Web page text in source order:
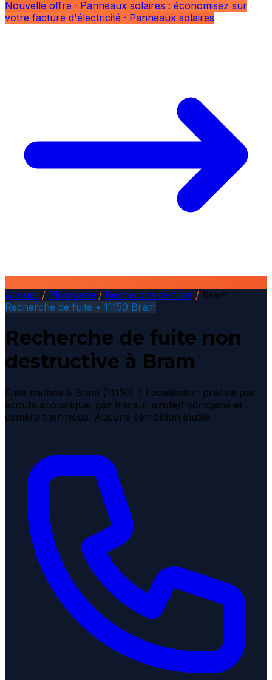
Nouvelle offre · Panneaux solaires : économisez sur
votre facture d'électricité · Panneaux solaires
Accueil / Plomberie / Recherche de fuite / Bram
Recherche de fuite • 11150 Bram
Recherche de fuite non
destructive à Bram
Fuite cachée à Bram (11150) ? Localisation précise par
écoute acoustique, gaz traceur azote/hydrogène et
caméra thermique. Aucune démolition inutile.